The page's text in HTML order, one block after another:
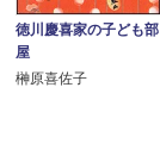
徳川慶喜家の子ども部
屋
榊原喜佐子